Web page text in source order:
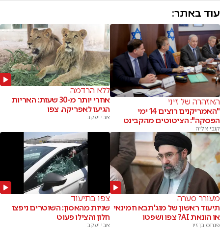
עוד באתר:
האזהרה של זיני
"האמריקנים רוצים 14 ימי
הפסקה": הציטוטים מהקבינט
קובי אליה
ללא הרדמה
אחרי יותר מ-30 שעות: האריות
הגיעו לאפריקה. צפו
אבי יעקב
מעורר סערה
תיעוד ראשון של מוג'תבא חמינאי
או הונאת AI? צפו ושפטו
פנחס בן זיו
צפו בתיעוד
שניות מהאסון: השוטרים ניפצו
חלון והצילו פעוט
אבי יעקב